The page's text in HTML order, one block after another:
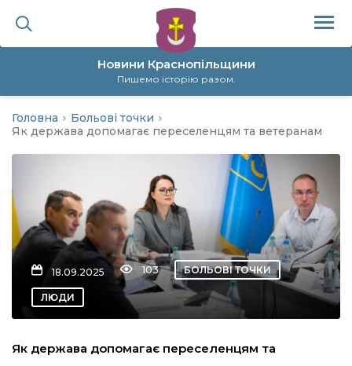
Новини Краснопільщини
Пишемо історію разом.
політика
Головна
Больові точки
Як держава допомагає переселенцям та ветеранам
18.09.2025 103 БОЛЬОВІ ТОЧКИ
ЛЮДИ
Як держава допомагає переселенцям та